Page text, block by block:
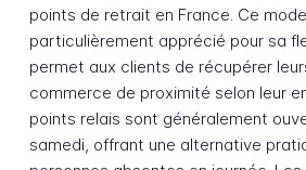
points de retrait en France. Ce
particulièrement apprécié pour sa
permet aux clients de récupérer
commerce de proximité selon leur
points relais sont généralement
samedi, offrant une alternative